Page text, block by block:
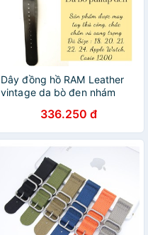
Dây đồng hồ RAM Leather
vintage da bò đen nhám
336.250 đ